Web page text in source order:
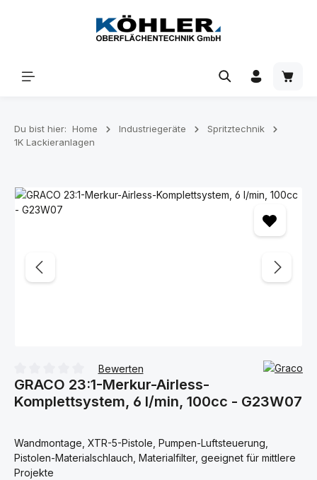
Zum Hauptinhalt springen
Du bist hier: Home Industriegeräte
Spritztechnik
1K Lackieranlagen
Bildergalerie überspringen
Durchschnittliche Bewertung von 0 von 5 Sternen
Bewerten
GRACO 23:1-Merkur-Airless-
Komplettsystem, 6 l/min, 100cc - G23W07
Wandmontage, XTR-5-Pistole, Pumpen-Luftsteuerung,
Pistolen-Materialschlauch, Materialfilter, geeignet für mittlere
Projekte